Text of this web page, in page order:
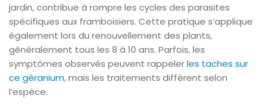
jardin, contribue à rompre les cycles des parasites
spécifiques aux framboisiers. Cette pratique s’applique
également lors du renouvellement des plants,
généralement tous les 8 à 10 ans. Parfois, les
symptômes observés peuvent rappelerles taches sur
ce géranium, mais les traitements diffèrent selon
l’espèce.